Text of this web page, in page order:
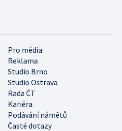
Pro média
Reklama
Studio Brno
Studio Ostrava
Rada ČT
Kariéra
Podávání námětů
Časté dotazy